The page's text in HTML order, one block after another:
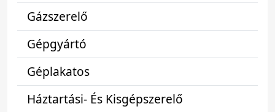
Gázszerelő
Gépgyártó
Géplakatos
Háztartási- És Kisgépszerelő